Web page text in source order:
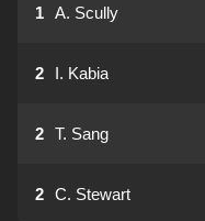
1 A. Scully
2 I. Kabia
2 T. Sang
2 C. Stewart